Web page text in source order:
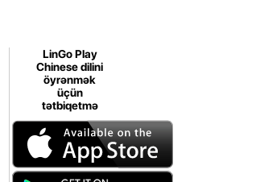
LinGo Play
Chinese dilini
öyrənmək
üçün
tətbiqetmə